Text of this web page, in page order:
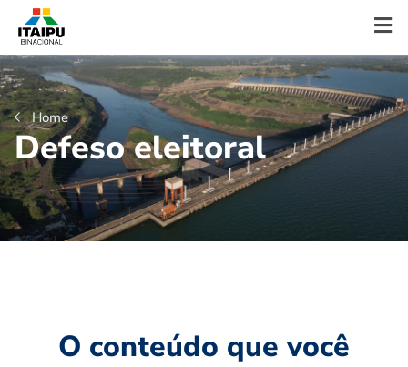
Home
Defeso eleitoral
O conteúdo que você